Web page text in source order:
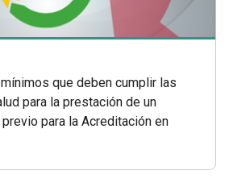
que deben cumplir las
para la prestación de un
para la Acreditación en